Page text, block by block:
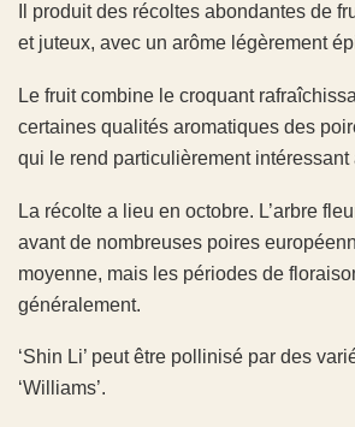
Il produit des récoltes abondantes de
et juteux, avec un arôme légèrement
Le fruit combine le croquant
certaines qualités aromatiques des
qui le rend particulièrement intéressant
La récolte a lieu en octobre. L’arbre
avant de nombreuses poires
moyenne, mais les périodes de
généralement.
‘Shin Li’ peut être pollinisé par des
‘Williams’.